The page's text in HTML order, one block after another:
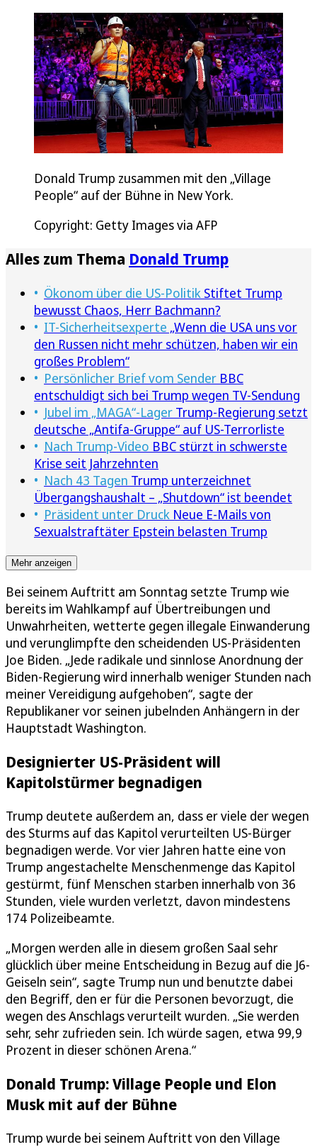
Donald Trump zusammen mit den „Village
People“ auf der Bühne in New York.
Copyright: Getty Images via AFP
Alles zum Thema Donald Trump
Ökonom über die US-Politik Stiftet Trump
bewusst Chaos, Herr Bachmann?
IT-Sicherheitsexperte „Wenn die USA uns vor
den Russen nicht mehr schützen, haben wir ein
großes Problem“
Persönlicher Brief vom Sender BBC
entschuldigt sich bei Trump wegen TV-Sendung
Jubel im „MAGA“-Lager Trump-Regierung setzt
deutsche „Antifa-Gruppe“ auf US-Terrorliste
Nach Trump-Video BBC stürzt in schwerste
Krise seit Jahrzehnten
Nach 43 Tagen Trump unterzeichnet
Übergangshaushalt – „Shutdown“ ist beendet
Präsident unter Druck Neue E-Mails von
Sexualstraftäter Epstein belasten Trump
Mehr anzeigen
Bei seinem Auftritt am Sonntag setzte Trump wie
bereits im Wahlkampf auf Übertreibungen und
Unwahrheiten, wetterte gegen illegale Einwanderung
und verunglimpfte den scheidenden US-Präsidenten
Joe Biden. „Jede radikale und sinnlose Anordnung der
Biden-Regierung wird innerhalb weniger Stunden nach
meiner Vereidigung aufgehoben“, sagte der
Republikaner vor seinen jubelnden Anhängern in der
Hauptstadt Washington.
Designierter US-Präsident will
Kapitolstürmer begnadigen
Trump deutete außerdem an, dass er viele der wegen
des Sturms auf das Kapitol verurteilten US-Bürger
begnadigen werde. Vor vier Jahren hatte eine von
Trump angestachelte Menschenmenge das Kapitol
gestürmt, fünf Menschen starben innerhalb von 36
Stunden, viele wurden verletzt, davon mindestens
174 Polizeibeamte.
„Morgen werden alle in diesem großen Saal sehr
glücklich über meine Entscheidung in Bezug auf die J6-
Geiseln sein“, sagte Trump nun und benutzte dabei
den Begriff, den er für die Personen bevorzugt, die
wegen des Anschlags verurteilt wurden. „Sie werden
sehr, sehr zufrieden sein. Ich würde sagen, etwa 99,9
Prozent in dieser schönen Arena.“
Donald Trump: Village People und Elon
Musk mit auf der Bühne
Trump wurde bei seinem Auftritt von den Village